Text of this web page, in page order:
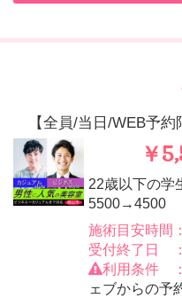
【全員/当日/WEB予
￥
22歳以下の学
5500→4500
施術目安時間：
受付終了日 ：
利用条件 ：
ェブからの予